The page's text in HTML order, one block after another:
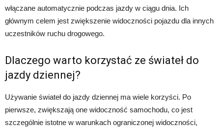
włączane automatycznie podczas jazdy w ciągu dnia. Ich
głównym celem jest zwiększenie widoczności pojazdu dla innych
uczestników ruchu drogowego.
Dlaczego warto korzystać ze świateł do
jazdy dziennej?
Używanie świateł do jazdy dziennej ma wiele korzyści. Po
pierwsze, zwiększają one widoczność samochodu, co jest
szczególnie istotne w warunkach ograniczonej widoczności,